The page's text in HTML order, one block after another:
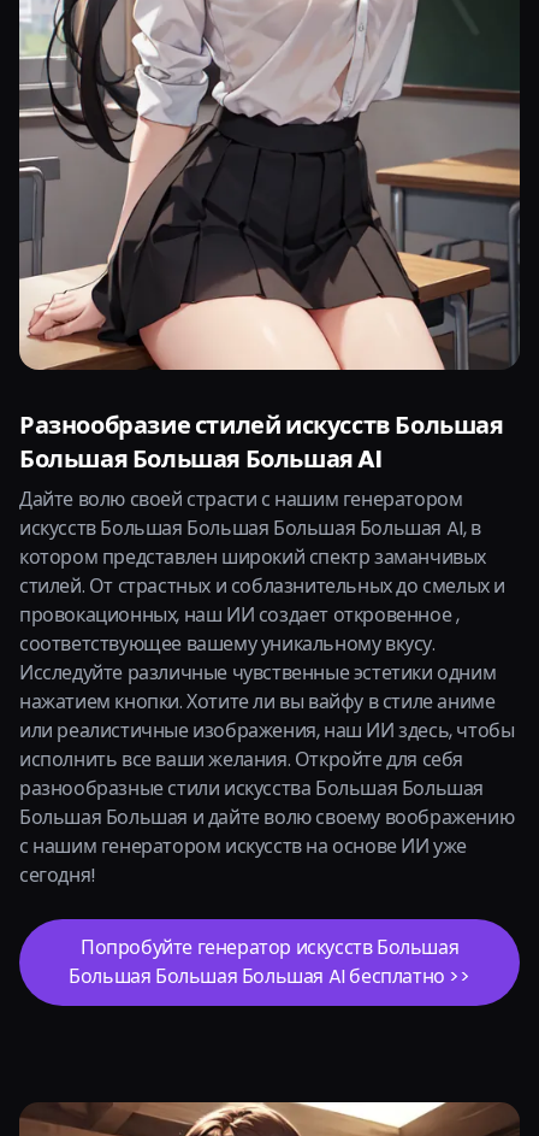
Разнообразие стилей искусств Большая
Большая Большая Большая AI
Дайте волю своей страсти с нашим генератором
искусств Большая Большая Большая Большая AI, в
котором представлен широкий спектр заманчивых
стилей. От страстных и соблазнительных до смелых и
провокационных, наш ИИ создает откровенное ,
соответствующее вашему уникальному вкусу.
Исследуйте различные чувственные эстетики одним
нажатием кнопки. Хотите ли вы вайфу в стиле аниме
или реалистичные изображения, наш ИИ здесь, чтобы
исполнить все ваши желания. Откройте для себя
разнообразные стили искусства Большая Большая
Большая Большая и дайте волю своему воображению
с нашим генератором искусств на основе ИИ уже
сегодня!
Попробуйте генератор искусств Большая
Большая Большая Большая AI бесплатно >>